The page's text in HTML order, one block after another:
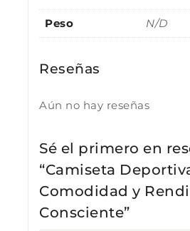
Peso N/D
Reseñas
Aún no hay reseñas
Sé el primero en
“Camiseta
Comodidad y
Consciente”